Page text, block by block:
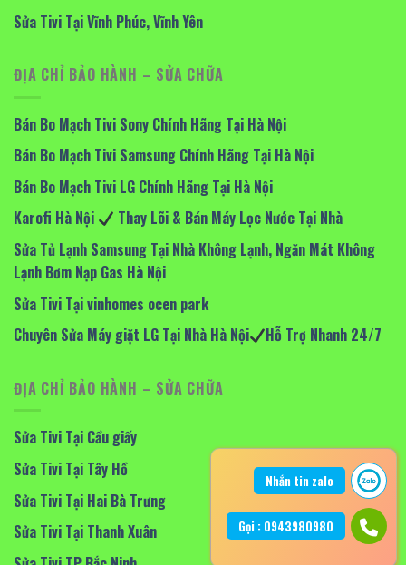
Sửa Tivi Tại Vĩnh Phúc, Vĩnh Yên
ĐỊA CHỈ BẢO HÀNH – SỬA CHỮA
Bán Bo Mạch Tivi Sony Chính Hãng Tại Hà Nội
Bán Bo Mạch Tivi Samsung Chính Hãng Tại Hà Nội
Bán Bo Mạch Tivi LG Chính Hãng Tại Hà Nội
Karofi Hà Nội
Thay Lõi & Bán Máy Lọc Nước Tại Nhà
Sửa Tủ Lạnh Samsung Tại Nhà Không Lạnh, Ngăn Mát Không
Lạnh Bơm Nạp Gas Hà Nội
Sửa Tivi Tại vinhomes ocen park
Chuyên Sửa Máy giặt LG Tại Nhà Hà Nội
Hỗ Trợ Nhanh 24/7
ĐỊA CHỈ BẢO HÀNH – SỬA CHỮA
Sửa Tivi Tại Cầu giấy
Sửa Tivi Tại Tây Hồ
Sửa Tivi Tại Hai Bà Trưng
Sửa Tivi Tại Thanh Xuân
Nhắn tin zalo
Gọi : 0943980980